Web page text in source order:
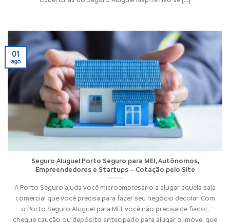
Seguro Aluguel Porto Seguro para MEI, Autônomos,
Empreendedores e Startups – Cotação pelo Site
A Porto Seguro ajuda você microempresário a alugar aquela sala
comercial que você precisa para fazer seu negócio decolar. Com
o Porto Seguro Aluguel para MEI, você não precisa de fiador,
cheque caução ou depósito antecipado para alugar o imóvel que
01
ago